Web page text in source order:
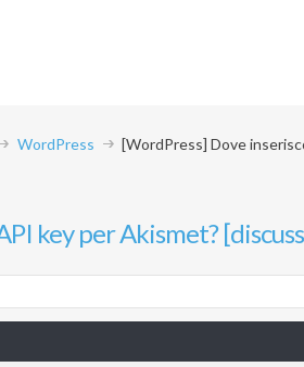
WordPress
[WordPress] Dove
key per Akismet?